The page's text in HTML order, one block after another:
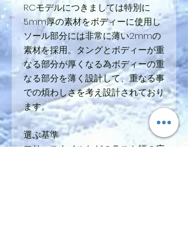
RCモデルにつきましては特別に
5mm厚の素材をボディーに使用し
ソール部分には非常に薄い2mmの
素材を採用。タングとボディーが重
なる部分が厚くなる為ボディーの重
なる部分を薄く設計して、重なる事
での煩わしさを考え設計されており
ます。
選ぶ基準
フリースタイルなどのラスト幅の広